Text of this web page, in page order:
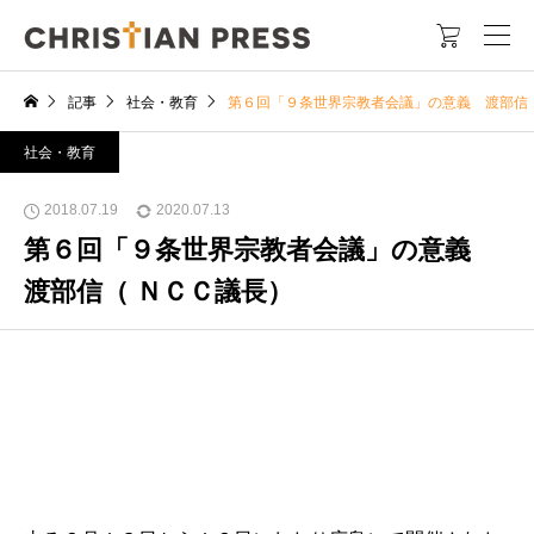

記事 社会・教育 第６回「９条世界宗教者会議」の意義 渡部信
社会・教育
2018.07.19 2020.07.13
第６回「９条世界宗教者会議」の意義
渡部信（ ＮＣＣ議長）